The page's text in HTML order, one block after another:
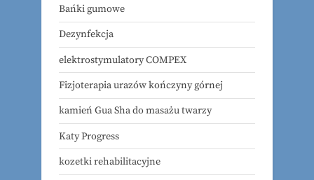
Bańki gumowe
Dezynfekcja
elektrostymulatory COMPEX
Fizjoterapia urazów kończyny górnej
kamień Gua Sha do masażu twarzy
Katy Progress
kozetki rehabilitacyjne